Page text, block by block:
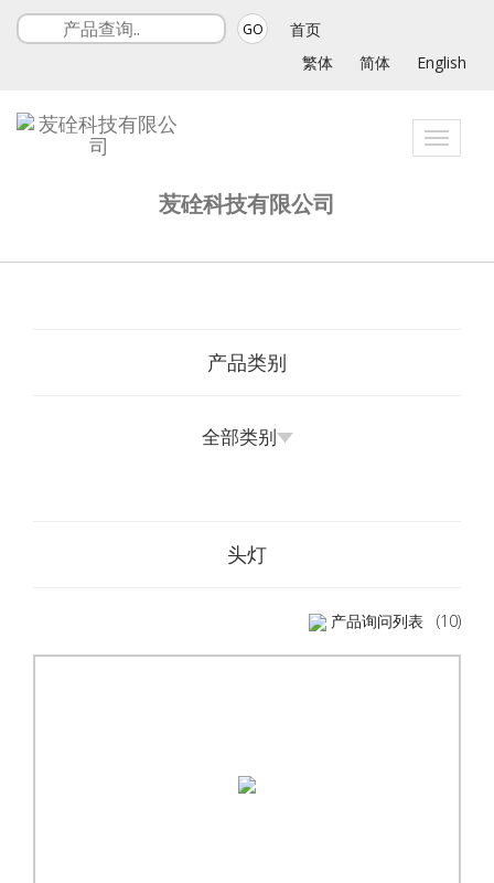
GO
首页
繁体
简体 English
Toggle
苃硂科技有限公司
产品类别
全部类别
头灯
产品询问列表 (10)